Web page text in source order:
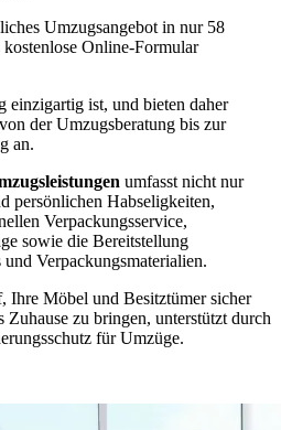
Umzugsangebot in nur 58
Online-Formular
einzigartig ist, und bieten daher
der Umzugsberatung bis zur
an.
umfasst nicht nur
persönlichen Habseligkeiten,
Verpackungsservice,
sowie die Bereitstellung
Verpackungsmaterialien.
Ihre Möbel und Besitztümer sicher
Zuhause zu bringen, unterstützt durch
für Umzüge.